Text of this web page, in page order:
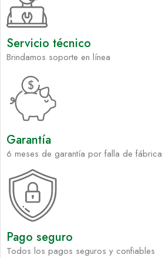
Servicio técnico
Brindamos soporte en línea
Garantía
6 meses de garantía por falla de fábrica
Pago seguro
Todos los pagos seguros y confiables